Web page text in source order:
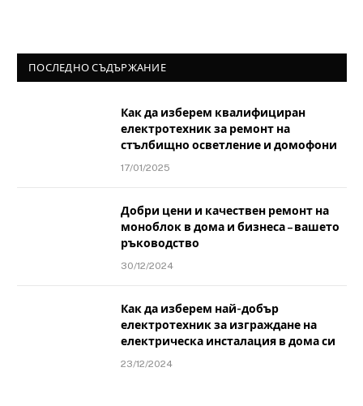
ПОСЛЕДНО СЪДЪРЖАНИЕ
Как да изберем квалифициран
електротехник за ремонт на
стълбищно осветление и домофони
17/01/2025
Добри цени и качествен ремонт на
моноблок в дома и бизнеса – вашето
ръководство
30/12/2024
Как да изберем най-добър
електротехник за изграждане на
електрическа инсталация в дома си
23/12/2024